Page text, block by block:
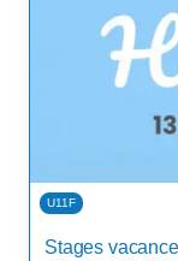
Stages
U11F